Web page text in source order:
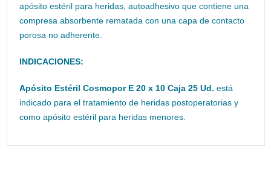
apósito estéril para heridas, autoadhesivo que contiene una
compresa absorbente rematada con una capa de contacto
porosa no adherente.
INDICACIONES:
Apósito Estéril Cosmopor E 20 x 10 Caja 25 Ud. está
indicado para el tratamiento de heridas postoperatorias y
como apósito estéril para heridas menores.